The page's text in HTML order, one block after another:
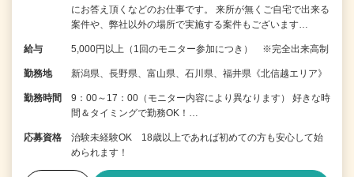
にお答え頂くなどのお仕事です。 来所が無くご自宅で出来る
案件や、弊社以外の場所で実施する案件もございます…
給与 5,000円以上（1回のモニター参加につき） ※完全出来高制
勤務地 新潟県、長野県、富山県、石川県、福井県《北信越エリア》
勤務時間
9：00～17：00（モニター内容により異なります） 好きな時
間＆タイミングで勤務OK！…
応募資格
治験未経験OK 18歳以上であれば初めての方も安心して始
められます！